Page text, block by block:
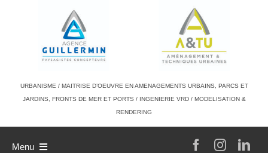
URBANISME / MAITRISE D’OEUVRE EN AMENAGEMENTS URBAINS, PARCS ET
JARDINS, FRONTS DE MER ET PORTS / INGENIERIE VRD / MODELISATION &
RENDERING
Menu